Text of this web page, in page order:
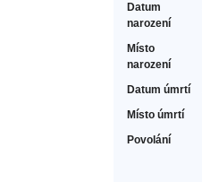
Datum
narození
Místo
narození
Datum úmrtí
Místo úmrtí
Povolání